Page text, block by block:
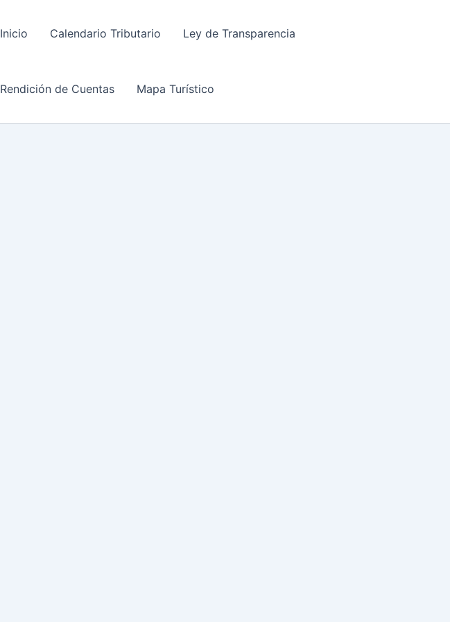
Inicio Calendario Tributario Ley de Transparencia
Rendición de Cuentas Mapa Turístico